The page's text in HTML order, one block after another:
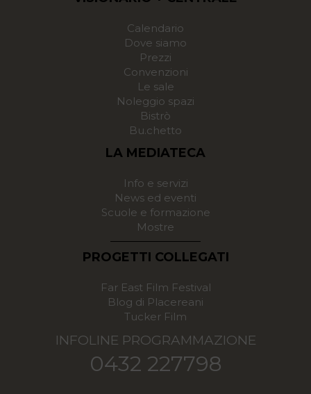
Calendario
Dove siamo
Prezzi
Convenzioni
Le sale
Noleggio spazi
Bistrò
Bu.chetto
LA MEDIATECA
Info e servizi
News ed eventi
Scuole e formazione
Mostre
PROGETTI COLLEGATI
Far East Film Festival
Blog di Placereani
Tucker Film
INFOLINE PROGRAMMAZIONE
0432 227798